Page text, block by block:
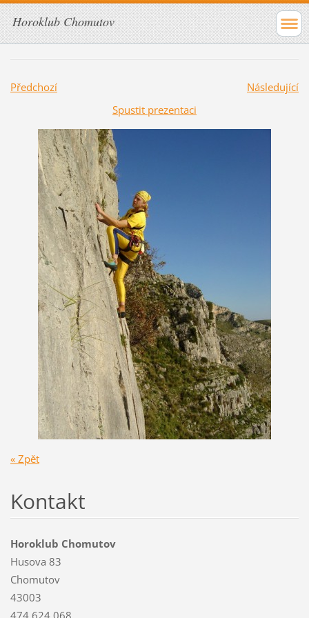
Horoklub Chomutov
Předchozí
Následující
Spustit prezentaci
« Zpět
Kontakt
Horoklub Chomutov
Husova 83
Chomutov
43003
474 624 068